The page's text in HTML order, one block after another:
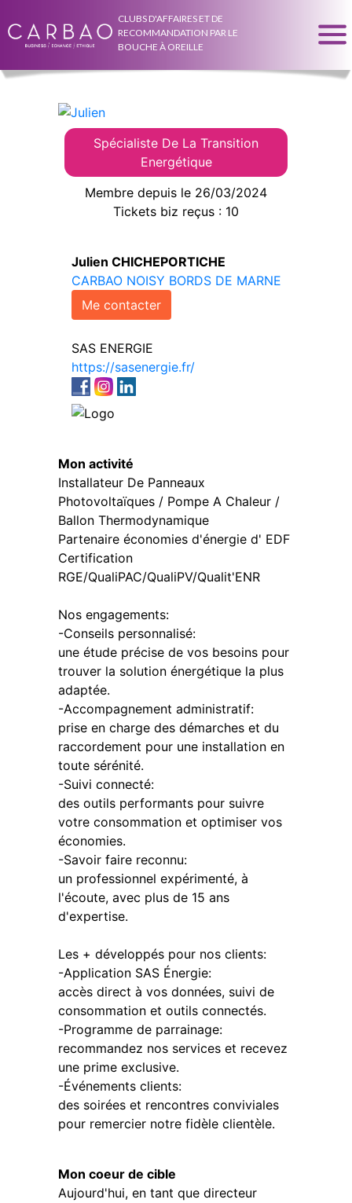
CLUBS D'AFFAIRES ET DE
RECOMMANDATION PAR LE
BOUCHE À OREILLE
Spécialiste De La Transition
Energétique
Membre depuis le 26/03/2024
Tickets biz reçus : 10
Julien CHICHEPORTICHE
CARBAO NOISY BORDS DE MARNE
Me contacter
SAS ENERGIE
https://sasenergie.fr/
Mon activité
Installateur De Panneaux
Photovoltaïques / Pompe A Chaleur /
Ballon Thermodynamique
Partenaire économies d'énergie d' EDF
Certification
RGE/QualiPAC/QualiPV/Qualit'ENR
Nos engagements:
-Conseils personnalisé:
une étude précise de vos besoins pour
trouver la solution énergétique la plus
adaptée.
-Accompagnement administratif:
prise en charge des démarches et du
raccordement pour une installation en
toute sérénité.
-Suivi connecté:
des outils performants pour suivre
votre consommation et optimiser vos
économies.
-Savoir faire reconnu:
un professionnel expérimenté, à
l'écoute, avec plus de 15 ans
d'expertise.
Les + développés pour nos clients:
-Application SAS Énergie:
accès direct à vos données, suivi de
consommation et outils connectés.
-Programme de parrainage:
recommandez nos services et recevez
une prime exclusive.
-Événements clients:
des soirées et rencontres conviviales
pour remercier notre fidèle clientèle.
Mon coeur de cible
Aujourd'hui, en tant que directeur